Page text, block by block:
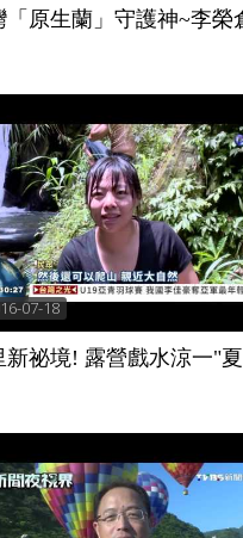
「原生蘭」守護神~李榮
07-18
新祕境! 露營戲水涼一"